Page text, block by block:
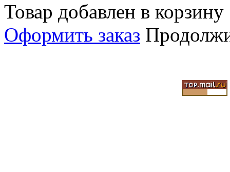
Товар добавлен в корзину
Оформить заказ